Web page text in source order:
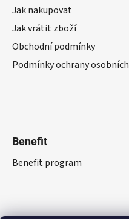
Jak nakupovat
Jak vrátit zboží
Obchodní podmínky
Podmínky ochrany
Benefit
Benefit program